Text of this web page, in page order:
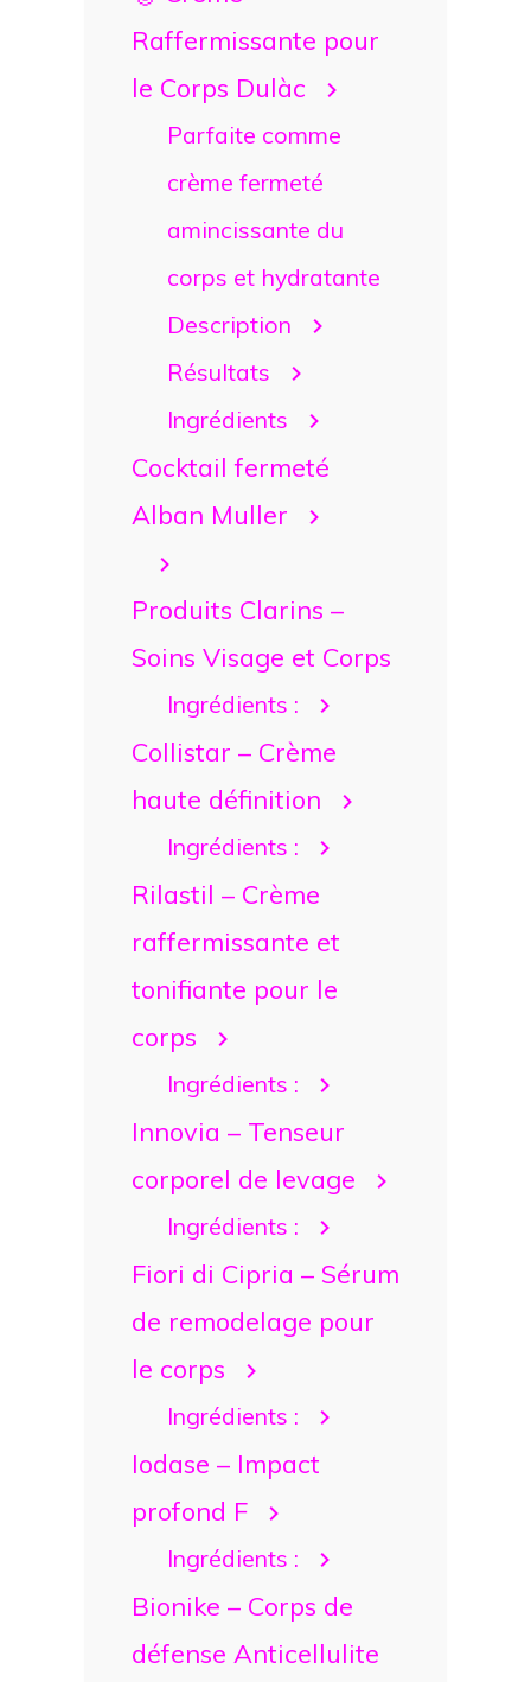
Raffermissante pour
le Corps Dulàc
Parfaite comme
crème fermeté
amincissante du
corps et hydratante
Description
Résultats
Ingrédients
Cocktail fermeté
Alban Muller
Produits Clarins –
Soins Visage et Corps
Ingrédients :
Collistar – Crème
haute définition
Ingrédients :
Rilastil – Crème
raffermissante et
tonifiante pour le
corps
Ingrédients :
Innovia – Tenseur
corporel de levage
Ingrédients :
Fiori di Cipria – Sérum
de remodelage pour
le corps
Ingrédients :
Iodase – Impact
profond F
Ingrédients :
Bionike – Corps de
défense Anticellulite